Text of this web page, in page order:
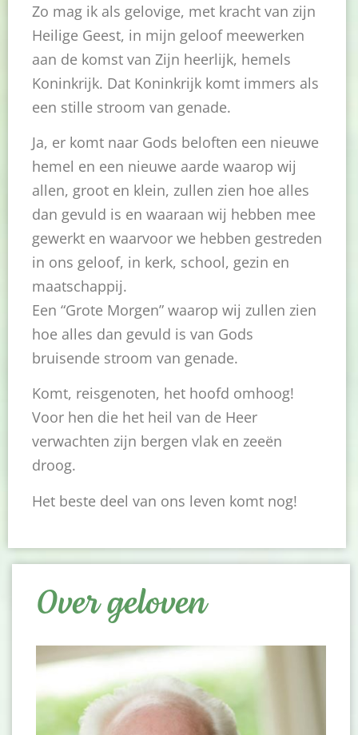
Zo mag ik als gelovige, met kracht van zijn
Heilige Geest, in mijn geloof meewerken
aan de komst van Zijn heerlijk, hemels
Koninkrijk. Dat Koninkrijk komt immers als
een stille stroom van genade.
Ja, er komt naar Gods beloften een nieuwe
hemel en een nieuwe aarde waarop wij
allen, groot en klein, zullen zien hoe alles
dan gevuld is en waaraan wij hebben mee
gewerkt en waarvoor we hebben gestreden
in ons geloof, in kerk, school, gezin en
maatschappij.
Een “Grote Morgen” waarop wij zullen zien
hoe alles dan gevuld is van Gods
bruisende stroom van genade.
Komt, reisgenoten, het hoofd omhoog!
Voor hen die het heil van de Heer
verwachten zijn bergen vlak en zeeën
droog.
Het beste deel van ons leven komt nog!
Over geloven